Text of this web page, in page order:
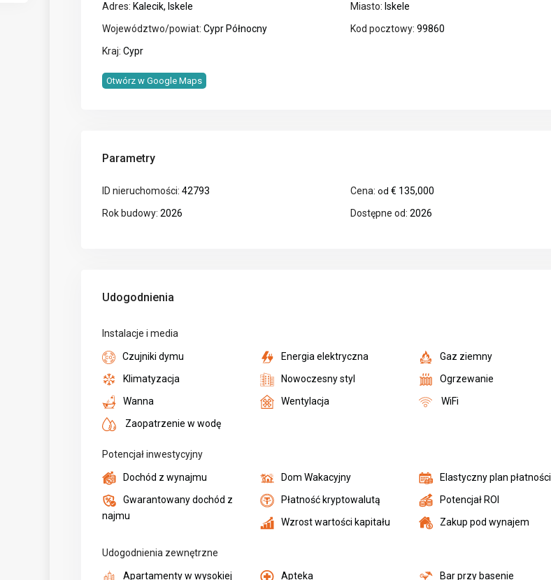
Adres: Kalecik, Iskele Miasto: Iskele
Województwo/powiat: Cypr Północny Kod pocztowy: 99860
Kraj: Cypr
Otwórz w Google Maps
Parametry
ID nieruchomości: 42793 Cena: od € 135,000
Rok budowy: 2026 Dostępne od: 2026
Udogodnienia
Instalacje i media
Czujniki dymu Energia elektryczna
Gaz ziemny
Klimatyzacja
Nowoczesny styl
Ogrzewanie
Wanna
Wentylacja
WiFi
Zaopatrzenie w wodę
Potencjał inwestycyjny
Dochód z wynajmu Dom Wakacyjny
Elastyczny plan płatności
Gwarantowany dochód z
najmu
Płatność kryptowalutą
Potencjał ROI
Wzrost wartości kapitału
Zakup pod wynajem
Udogodnienia zewnętrzne
Apartamenty w wysokiej
Apteka
Bar przy basenie